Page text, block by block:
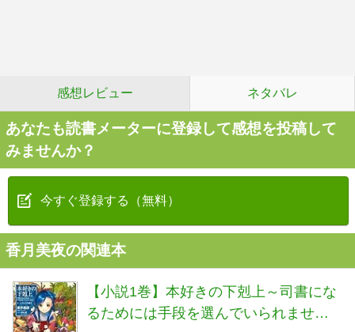
感想レビュー ネタバレ
あなたも読書メーターに登録して感想を投稿して
みませんか？
今すぐ登録する（無料）
香月美夜の関連本
【小説1巻】本好きの下剋上～司書にな
るためには手段を選んでいられません